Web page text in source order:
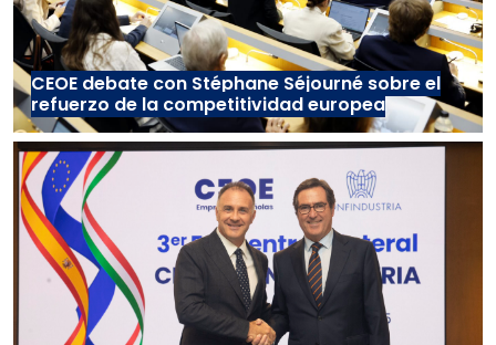
CEOE debate con Stéphane Séjourné sobre el
refuerzo de la competitividad europea